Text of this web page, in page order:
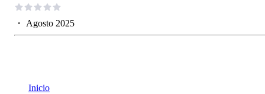
・ Agosto 2025
Inicio